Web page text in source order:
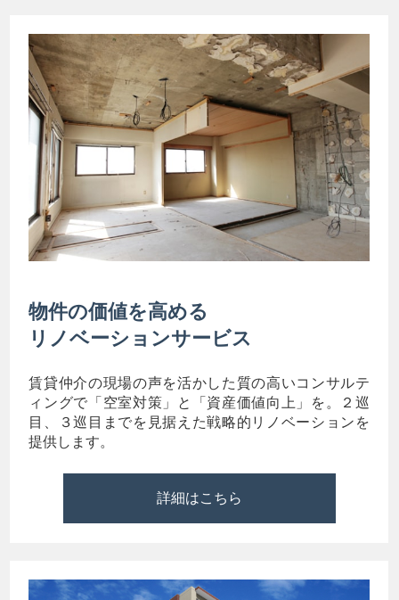
物件の価値を高める
リノベーションサービス
賃貸仲介の現場の声を活かした質の高いコンサルテ
ィングで「空室対策」と「資産価値向上」を。２巡
目、３巡目までを見据えた戦略的リノベーションを
提供します。
詳細はこちら